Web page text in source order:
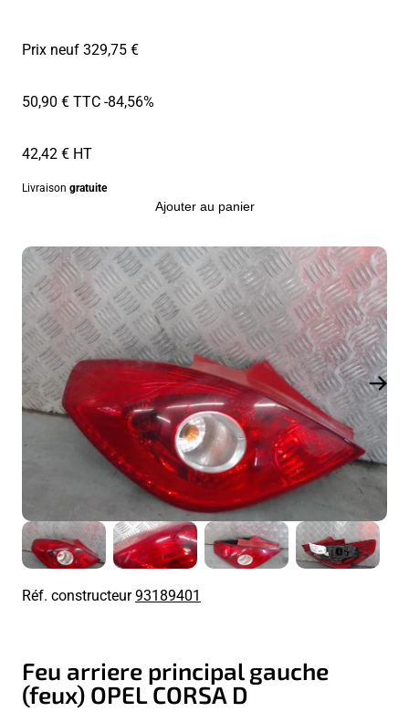
Prix neuf 329,75 €
50,90 € TTC-84,56%
42,42 € HT
Livraison gratuite
Ajouter au panier
Réf. constructeur93189401
Feu arriere principal gauche
(feux) OPEL CORSA D